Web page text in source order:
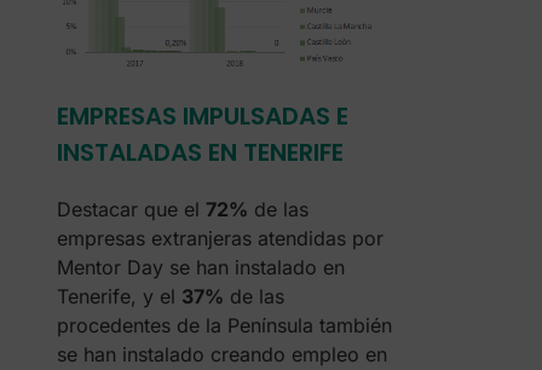
EMPRESAS IMPULSADAS E
INSTALADAS EN TENERIFE
Destacar que el 72% de las
empresas extranjeras atendidas por
Mentor Day se han instalado en
Tenerife, y el 37% de las
procedentes de la Península también
se han instalado creando empleo en